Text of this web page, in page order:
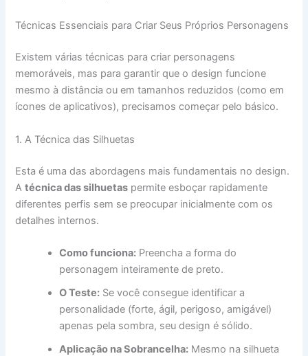
Técnicas Essenciais para Criar Seus Próprios Personagens
Existem várias técnicas para criar personagens
memoráveis, mas para garantir que o design funcione
mesmo à distância ou em tamanhos reduzidos (como em
ícones de aplicativos), precisamos começar pelo básico.
1. A Técnica das Silhuetas
Esta é uma das abordagens mais fundamentais no design.
Atécnica das silhuetas permite esboçar rapidamente
diferentes perfis sem se preocupar inicialmente com os
detalhes internos.
Como funciona: Preencha a forma do
personagem inteiramente de preto.
O Teste: Se você consegue identificar a
personalidade (forte, ágil, perigoso, amigável)
apenas pela sombra, seu design é sólido.
Aplicação na Sobrancelha: Mesmo na silhueta